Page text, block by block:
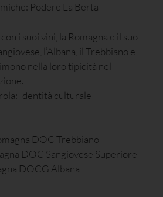
Podere La Berta
i suoi vini, la Romagna e il suo
l’Albana, il Trebbiano e
nella loro tipicità nel
Identità culturale
DOC Trebbiano
DOC Sangiovese Superiore
DOCG Albana